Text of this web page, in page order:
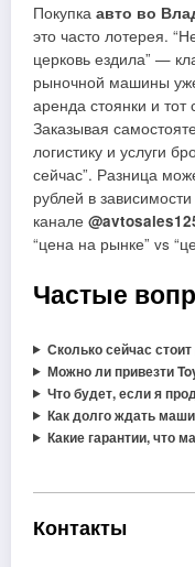
Покупка авто во
это часто лотерея.
церковь ездила” —
рыночной машины
аренда стоянки и
Заказывая
логистику и услуги
сейчас”. Разница
рублей в
канале
“цена на рынке” vs
Частые
Сколько сейчас
Можно ли привезти
Что будет, если я
Как долго ждать
Какие гарантии, что
Контакты